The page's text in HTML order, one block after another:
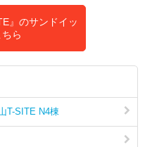
』のサンドイッ
ら
T-SITE N4棟